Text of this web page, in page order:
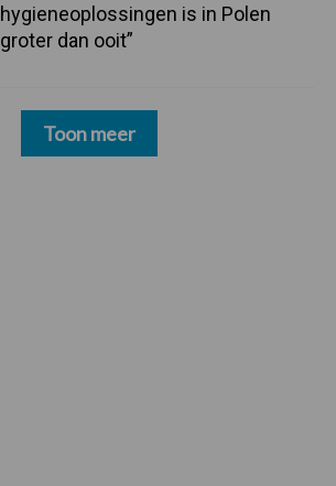
hygieneoplossingen is in Polen
groter dan ooit”
Toon meer